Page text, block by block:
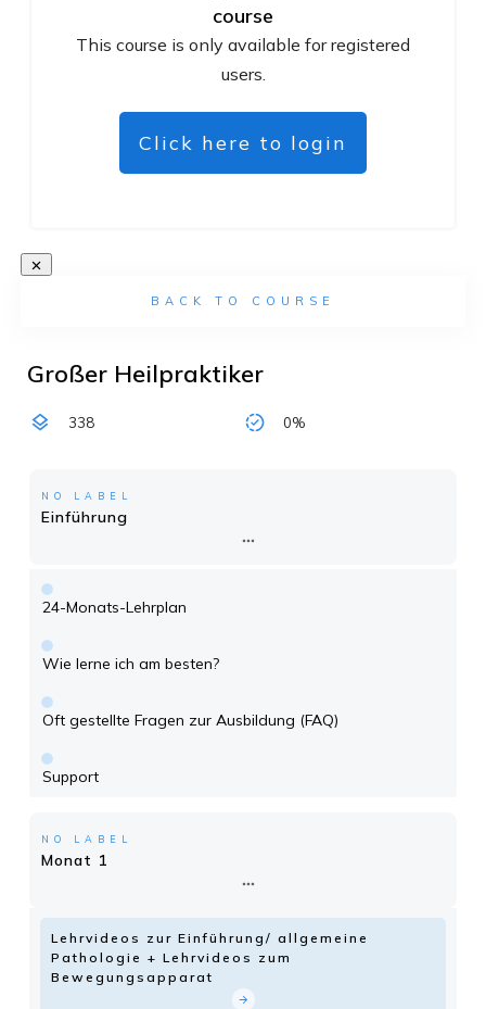
course
This course is only available for registered
users.
Click here to login
BACK TO COURSE
Großer Heilpraktiker
338 0%
NO LABEL
Einführung
24-Monats-Lehrplan
Wie lerne ich am besten?
Oft gestellte Fragen zur Ausbildung (FAQ)
Support
NO LABEL
Monat 1
Lehrvideos zur Einführung/ allgemeine
Pathologie + Lehrvideos zum
Bewegungsapparat